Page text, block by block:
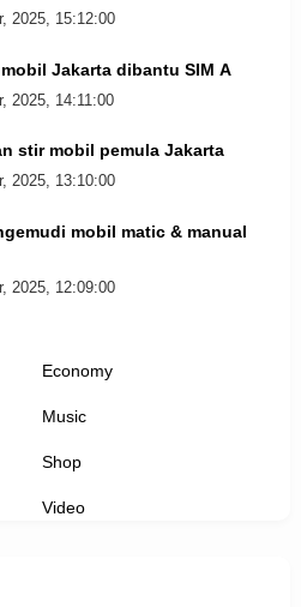
2025, 15:12:00
Jakarta dibantu SIM A
2025, 14:11:00
stir mobil pemula Jakarta
2025, 13:10:00
mobil matic & manual
2025, 12:09:00
Economy
Music
Shop
Video